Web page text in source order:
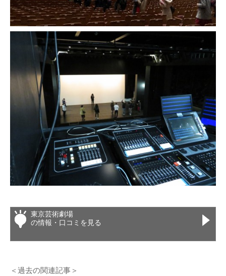
東京芸術劇場
の情報・口コミを見る
＜過去の関連記事＞